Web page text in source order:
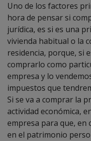
Uno de los factores
hora de pensar si
jurídica, es si es una
vivienda habitual o la
residencia, porque, si
comprarlo como
empresa y lo
impuestos que
Si se va a comprar la
actividad económica,
empresa para que, en
en el patrimonio